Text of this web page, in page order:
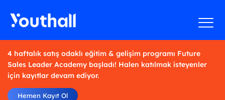
4 haftalık satış odaklı eğitim & gelişim programı Future
Sales Leader Academy başladı! Halen katılmak isteyenler
için kayıtlar devam ediyor.
Hemen Kayıt Ol